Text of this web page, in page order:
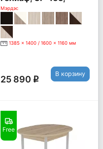
Правый, карамель /
венге
Мэрдэс
1385 x 1400 / 1600 x 1160 мм
25 890 q
В корзину
Free